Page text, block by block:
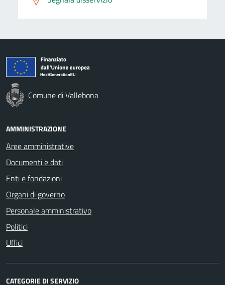
Comune di Vallebona
AMMINISTRAZIONE
Aree amministrative
Documenti e dati
Enti e fondazioni
Organi di governo
Personale amministrativo
Politici
Uffici
CATEGORIE DI SERVIZIO